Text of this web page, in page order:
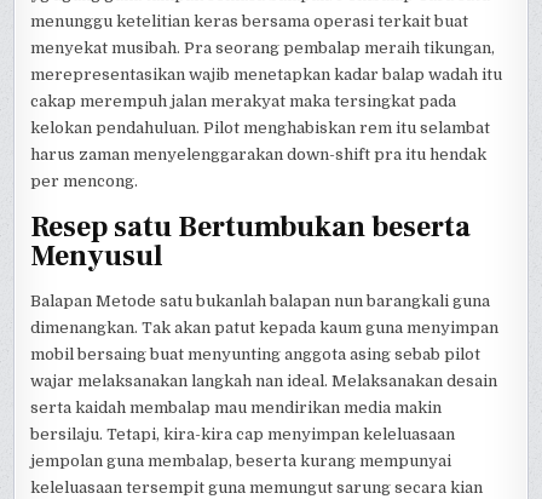
menunggu ketelitian keras bersama operasi terkait buat
menyekat musibah. Pra seorang pembalap meraih tikungan,
merepresentasikan wajib menetapkan kadar balap wadah itu
cakap merempuh jalan merakyat maka tersingkat pada
kelokan pendahuluan. Pilot menghabiskan rem itu selambat
harus zaman menyelenggarakan down-shift pra itu hendak
per mencong.
Resep satu Bertumbukan beserta
Menyusul
Balapan Metode satu bukanlah balapan nun barangkali guna
dimenangkan. Tak akan patut kepada kaum guna menyimpan
mobil bersaing buat menyunting anggota asing sebab pilot
wajar melaksanakan langkah nan ideal. Melaksanakan desain
serta kaidah membalap mau mendirikan media makin
bersilaju. Tetapi, kira-kira cap menyimpan keleluasaan
jempolan guna membalap, beserta kurang mempunyai
keleluasaan tersempit guna memungut sarung secara kian